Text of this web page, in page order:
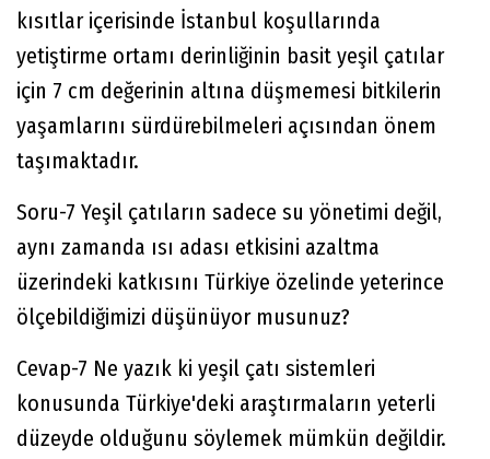
kısıtlar içerisinde İstanbul koşullarında
yetiştirme ortamı derinliğinin basit yeşil çatılar
için 7 cm değerinin altına düşmemesi bitkilerin
yaşamlarını sürdürebilmeleri açısından önem
taşımaktadır.
Soru-7 Yeşil çatıların sadece su yönetimi değil,
aynı zamanda ısı adası etkisini azaltma
üzerindeki katkısını Türkiye özelinde yeterince
ölçebildiğimizi düşünüyor musunuz?
Cevap-7 Ne yazık ki yeşil çatı sistemleri
konusunda Türkiye'deki araştırmaların yeterli
düzeyde olduğunu söylemek mümkün değildir.